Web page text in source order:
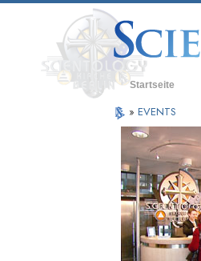
Startseite
» EVENTS